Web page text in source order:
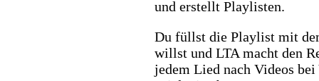
und erstellt Playlisten.
Du füllst die Playlist mit
willst und LTA macht den
jedem Lied nach Videos bei